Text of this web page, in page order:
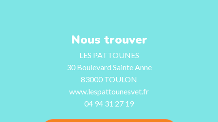
Nous trouver
LES PATTOUNES
30 Boulevard Sainte Anne
83000 TOULON
www.lespattounesvet.fr
04 94 31 27 19